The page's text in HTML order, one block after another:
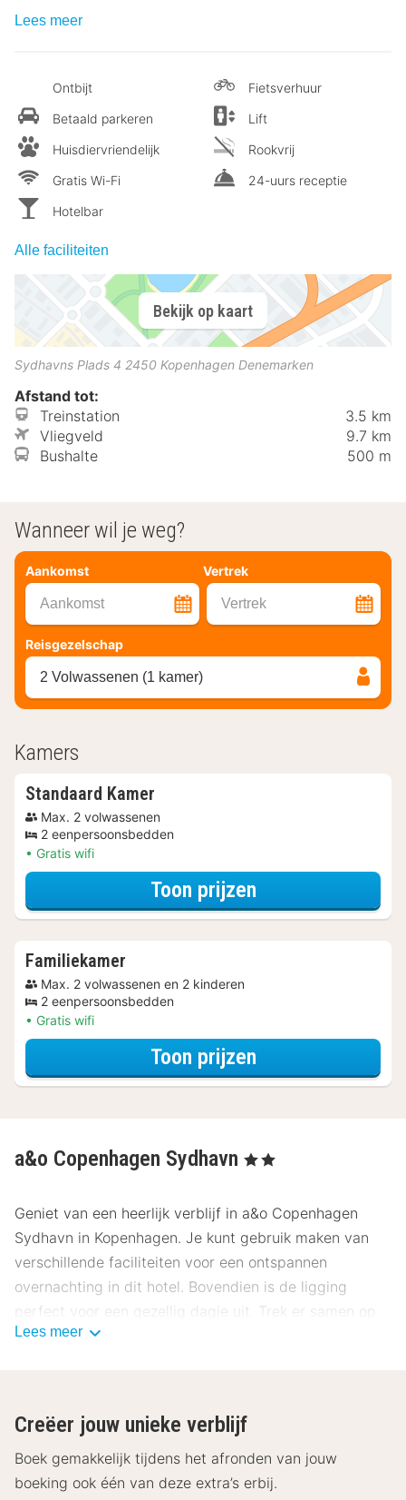
Lees meer
Ontbijt
Betaald parkeren
Huisdiervriendelijk
Gratis Wi-Fi
Hotelbar
Fietsverhuur
Lift
Rookvrij
24-uurs receptie
Alle faciliteiten
Bekijk op kaart
Sydhavns Plads 4 2450 Kopenhagen Denemarken
Afstand tot:
Treinstation
3.5 km
Vliegveld
9.7 km
Bushalte
500 m
Wanneer wil je weg?
Aankomst Vertrek
Aankomst Vertrek
Reisgezelschap
2 Volwassenen (1 kamer)
Kamers
Standaard Kamer
Max. 2 volwassenen
2 eenpersoonsbedden
Gratis wifi
Toon prijzenvoor Standaard
Familiekamer
Max. 2 volwassenen en 2 kinderen
2 eenpersoonsbedden
Gratis wifi
Toon prijzenvoor Family
a&o Copenhagen Sydhavn , 2 Sterren
Geniet van een heerlijk verblijf in a&o Copenhagen
Sydhavn in Kopenhagen. Je kunt gebruik maken van
verschillende faciliteiten voor een ontspannen
overnachting in dit hotel. Bovendien is de ligging
perfect voor een gezellig dagje uit. Trek er samen op
uit en verken de prachtige omgeving van Kopenhagen.
Lees meer
Creëer jouw unieke verblijf
Boek gemakkelijk tijdens het afronden van jouw
boeking ook één van deze extra’s erbij.